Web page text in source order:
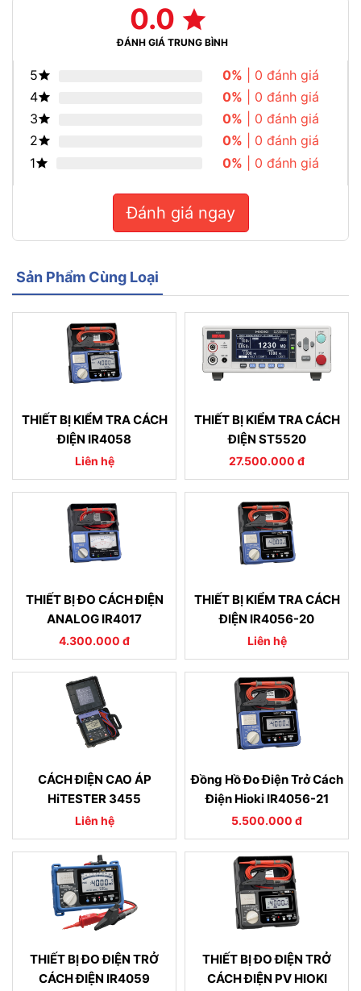
0.0
ĐÁNH GIÁ TRUNG BÌNH
5 0% | 0 đánh giá
4
0% | 0 đánh giá
3
0% | 0 đánh giá
2
0% | 0 đánh giá
1
0% | 0 đánh giá
Đánh giá ngay
Sản Phẩm Cùng Loại
THIẾT BỊ KIỂM TRA CÁCH
ĐIỆN IR4058
Liên hệ
THIẾT BỊ KIỂM TRA CÁCH
ĐIỆN ST5520
27.500.000 đ
THIẾT BỊ ĐO CÁCH ĐIỆN
ANALOG IR4017
4.300.000 đ
THIẾT BỊ KIỂM TRA CÁCH
ĐIỆN IR4056-20
Liên hệ
CÁCH ĐIỆN CAO ÁP
HiTESTER 3455
Liên hệ
Đồng Hồ Đo Điện Trở Cách
Điện Hioki IR4056-21
5.500.000 đ
THIẾT BỊ ĐO ĐIỆN TRỞ
CÁCH ĐIỆN IR4059
THIẾT BỊ ĐO ĐIỆN TRỞ
CÁCH ĐIỆN PV HIOKI